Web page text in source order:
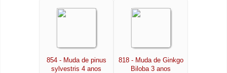
854 - Muda de pinus
sylvestris 4 anos
818 - Muda de Ginkgo
Biloba 3 anos